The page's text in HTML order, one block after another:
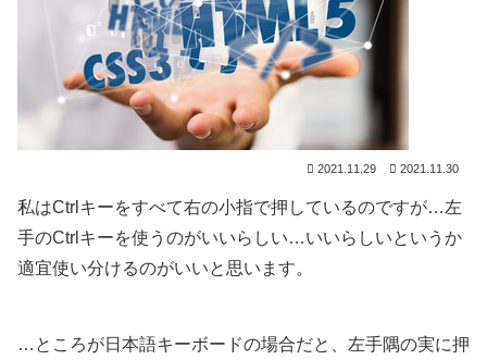
2021.11.29 2021.11.30
私はCtrlキーをすべて右の小指で押しているのですが…左
手のCtrlキーを使うのがいいらしい…いいらしいというか
適宜使い分けるのがいいと思います。
…ところが日本語キーボードの場合だと、左手隅の実に押